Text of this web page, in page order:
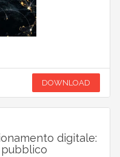
DOWNLOAD
digitale: